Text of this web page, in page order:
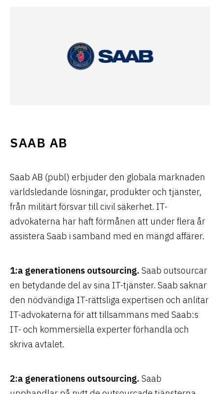
SAAB AB
Saab AB (publ) erbjuder den globala marknaden
världsledande lösningar, produkter och tjänster,
från militärt försvar till civil säkerhet. IT-
advokaterna har haft förmånen att under flera år
assistera Saab i samband med en mängd affärer.
1:a generationens outsourcing. Saab outsourcar
en betydande del av sina IT-tjänster. Saab saknar
den nödvändiga IT-rättsliga expertisen och anlitar
IT-advokaterna för att tillsammans med Saab:s
IT- och kommersiella experter förhandla och
skriva avtalet.
2:a generationens outsourcing. Saab